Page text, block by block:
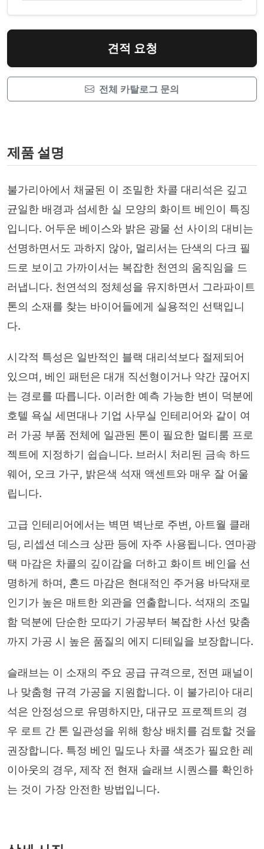
견적 요청
전체 카탈로그 문의
제품 설명
불가리아에서 채굴된 이 조밀한 차콜 대리석은 깊고
균일한 배경과 섬세한 실 모양의 화이트 베인이 특징
입니다. 어두운 베이스와 밝은 광물 선 사이의 대비는
선명하면서도 과하지 않아, 멀리서는 단색의 다크 필
드로 보이고 가까이서는 복잡한 천연의 움직임을 드
러냅니다. 천연석의 정체성을 유지하면서 그라파이트
톤의 소재를 찾는 바이어들에게 실용적인 선택입니
다.
시각적 특성은 일반적인 블랙 대리석보다 절제되어
있으며, 베인 패턴은 대개 직선형이거나 약간 끊어지
는 경로를 따릅니다. 이러한 예측 가능한 변이 덕분에
호텔 욕실 세면대나 기업 사무실 인테리어와 같이 여
러 가공 부품 전체에 일관된 톤이 필요한 멀티룸 프로
젝트에 지정하기 쉽습니다. 브러시 처리된 금속 하드
웨어, 오크 가구, 밝은색 석재 액센트와 매우 잘 어울
립니다.
고급 인테리어에서는 벽면 벽난로 주변, 아트월 클래
딩, 리셉션 데스크 상판 등에 자주 사용됩니다. 연마광
택 마감은 차콜의 깊이감을 더하고 화이트 베인을 선
명하게 하며, 혼드 마감은 현대적인 주거용 바닥재로
인기가 높은 매트한 외관을 연출합니다. 석재의 조밀
함 덕분에 단순한 모따기 가공부터 복잡한 사선 맞춤
까지 가공 시 높은 품질의 에지 디테일을 보장합니다.
슬래브는 이 소재의 주요 공급 규격으로, 전면 패널이
나 맞춤형 규격 가공을 지원합니다. 이 불가리아 대리
석은 안정성으로 유명하지만, 대규모 프로젝트의 경
우 로트 간 톤 일관성을 위해 항상 배치를 검토할 것을
권장합니다. 특정 베인 밀도나 차콜 색조가 필요한 레
이아웃의 경우, 제작 전 현재 슬래브 시퀀스를 확인하
는 것이 가장 안전한 방법입니다.